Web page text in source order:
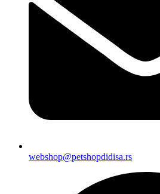
webshop@petshopdidisa.rs